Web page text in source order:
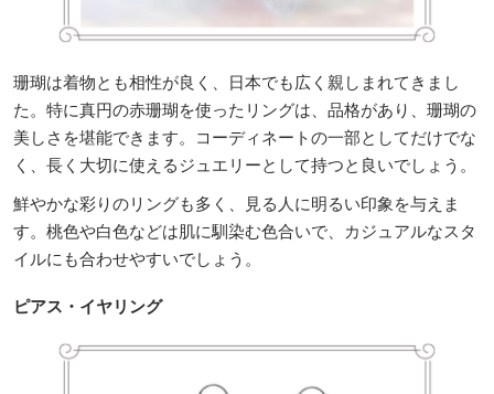
珊瑚は着物とも相性が良く、日本でも広く親しまれてきまし
た。特に真円の赤珊瑚を使ったリングは、品格があり、珊瑚の
美しさを堪能できます。コーディネートの一部としてだけでな
く、長く大切に使えるジュエリーとして持つと良いでしょう。
鮮やかな彩りのリングも多く、見る人に明るい印象を与えま
す。桃色や白色などは肌に馴染む色合いで、カジュアルなスタ
イルにも合わせやすいでしょう。
ピアス・イヤリング